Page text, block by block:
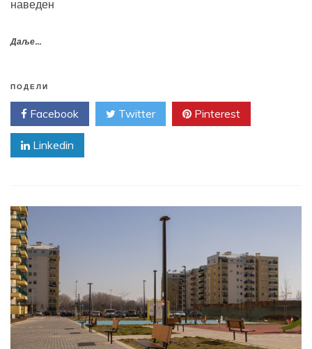
наведен
Даље...
ПОДЕЛИ
Facebook Twitter Pinterest
Linkedin